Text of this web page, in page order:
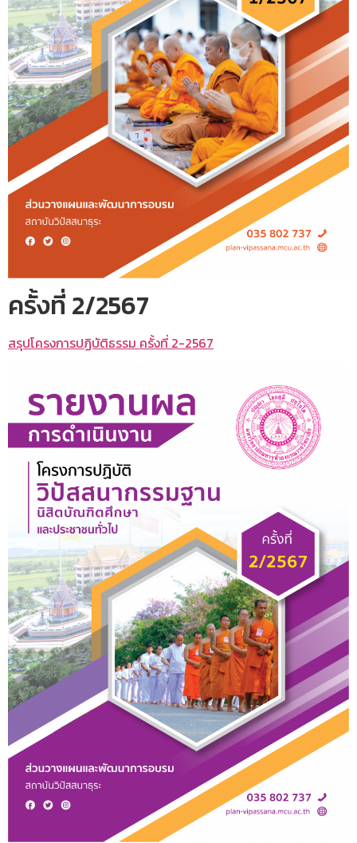
ครั้งที่ 2/2567
สรุปโครงการปฏิบัติธรรม ครั้งที่ 2-2567